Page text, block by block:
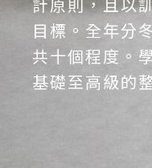
目標。全年分
共十個程度。
基礎至高級的